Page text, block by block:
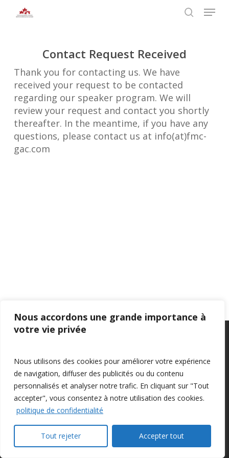
Nous accordons une grande importance à
votre vie privée
Nous utilisons des cookies pour améliorer votre expérience
de navigation, diffuser des publicités ou du contenu
personnalisés et analyser notre trafic. En cliquant sur "Tout
accepter", vous consentez à notre utilisation des cookies.
politique de confidentialité
Tout rejeter Accepter tout
Menu
Contact Request Received
Thank you for contacting us. We have
received your request to be contacted
regarding our speaker program. We will
review your request and contact you shortly
thereafter. In the meantime, if you have any
questions, please contact us at info(at)fmc-
gac.com
© 2026 Farm Management Canada.
twitterfacebook
linkedinyoutubeinstagram